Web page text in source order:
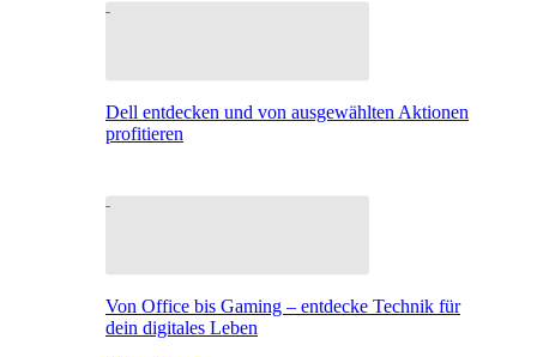
Dell entdecken und von ausgewählten Aktionen
profitieren
Von Office bis Gaming – entdecke Technik für
dein digitales Leben